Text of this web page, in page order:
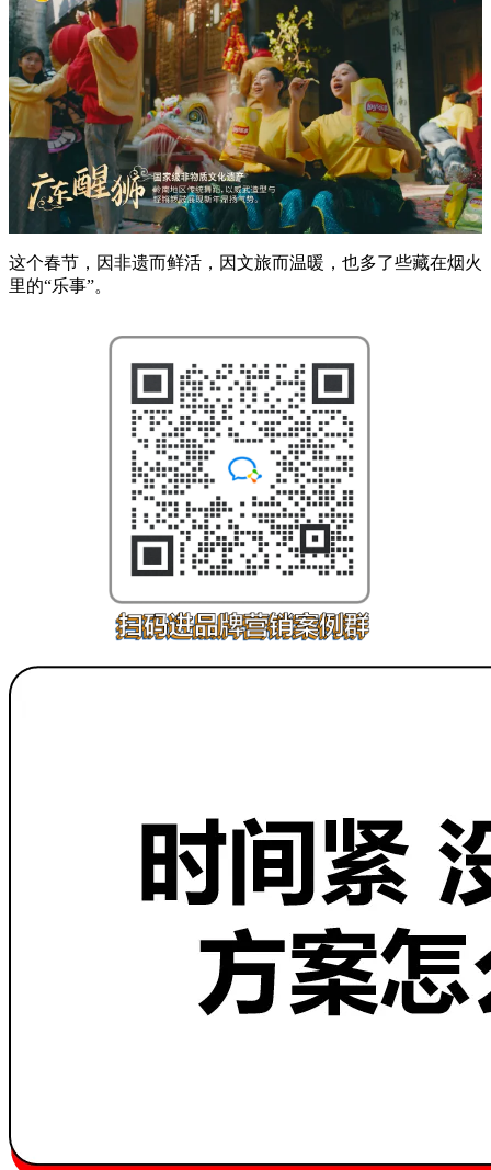
这个春节，因非遗而鲜活，因文旅而温暖，也多了些藏在烟火
里的“乐事”。